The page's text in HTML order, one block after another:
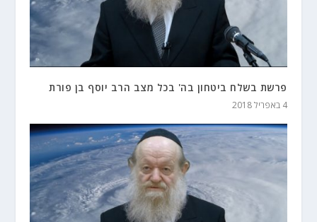
פרשת בשלח ביטחון בה' בכל מצב הרב יוסף בן פורת
4 באפריל 2018